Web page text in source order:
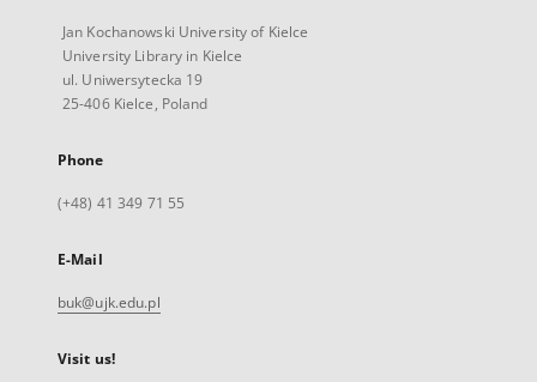
Jan Kochanowski University of Kielce
University Library in Kielce
ul. Uniwersytecka 19
25-406 Kielce, Poland
Phone
(+48) 41 349 71 55
E-Mail
buk@ujk.edu.pl
Visit us!